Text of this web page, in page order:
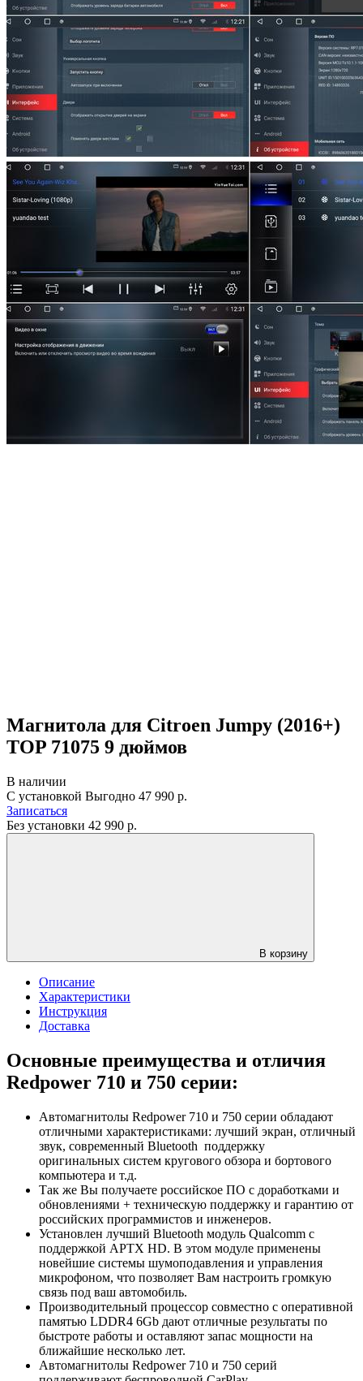
Магнитола для Citroen Jumpy (2016+)
TOP 71075 9 дюймов
В наличии
С установкой Выгодно 47 990 р.
Записаться
Без установки 42 990 р.
В корзину
Описание
Характеристики
Инструкция
Доставка
Основные преимущества и отличия
Redpower 710 и 750 серии:
Автомагнитолы Redpower 710 и 750 серии обладают
отличными характеристиками: лучший экран, отличный
звук, современный Bluetooth поддержку
оригинальных систем кругового обзора и бортового
компьютера и т.д.
Так же Вы получаете российское ПО с доработками и
обновлениями + техническую поддержку и гарантию от
российских программистов и инженеров.
Установлен лучший Bluetooth модуль Qualcomm с
поддержкой APTX HD. В этом модуле применены
новейшие системы шумоподавления и управления
микрофоном, что позволяет Вам настроить громкую
связь под ваш автомобиль.
Производительный процессор совместно с оперативной
памятью LDDR4 6Gb дают отличные результаты по
быстроте работы и оставляют запас мощности на
ближайшие несколько лет.
Автомагнитолы Redpower 710 и 750 серий